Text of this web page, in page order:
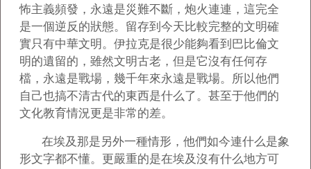
怖主義頻發，永遠是災難不斷，炮火連連，這完全
是一個逆反的狀態。留存到今天比較完整的文明確
實只有中華文明。伊拉克是很少能夠看到巴比倫文
明的遺留的，雖然文明古老，但是它沒有任何存
檔，永遠是戰場，幾千年來永遠是戰場。所以他們
自己也搞不清古代的東西是什么了。甚至于他們的
文化教育情況更是非常的差。
在埃及那是另外一種情形，他們如今連什么是象
形文字都不懂。更嚴重的是在埃及沒有什么地方可